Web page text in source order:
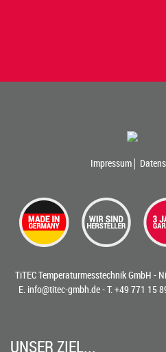
Impressum
TiTEC Temperaturmesstechnik GmbH -
E. info@titec-gmbh.de- T. +49 771 15
UNSER ZIEL...